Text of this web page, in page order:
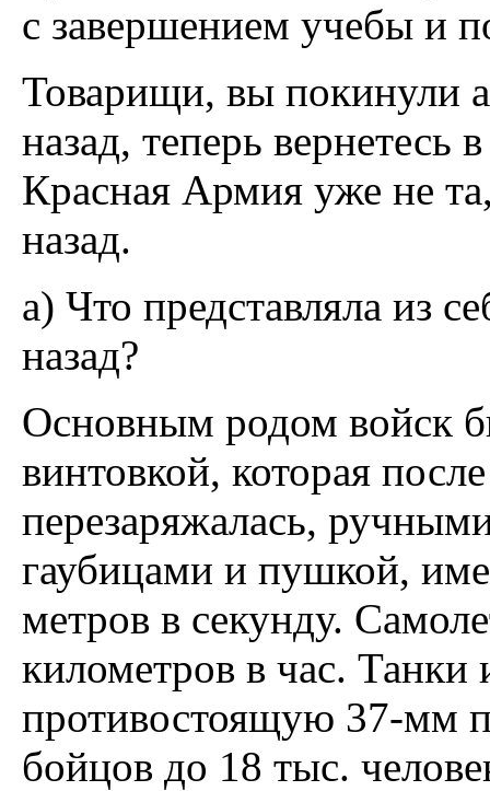
с завершением учебы и
Товарищи, вы покинули
назад, теперь вернетесь
Красная Армия уже не
назад.
а) Что представляла из
назад?
Основным родом войск
винтовкой, которая
перезаряжалась,
гаубицами и пушкой,
метров в секунду.
километров в час.
противостоящую 37-мм
бойцов до 18 тыс.